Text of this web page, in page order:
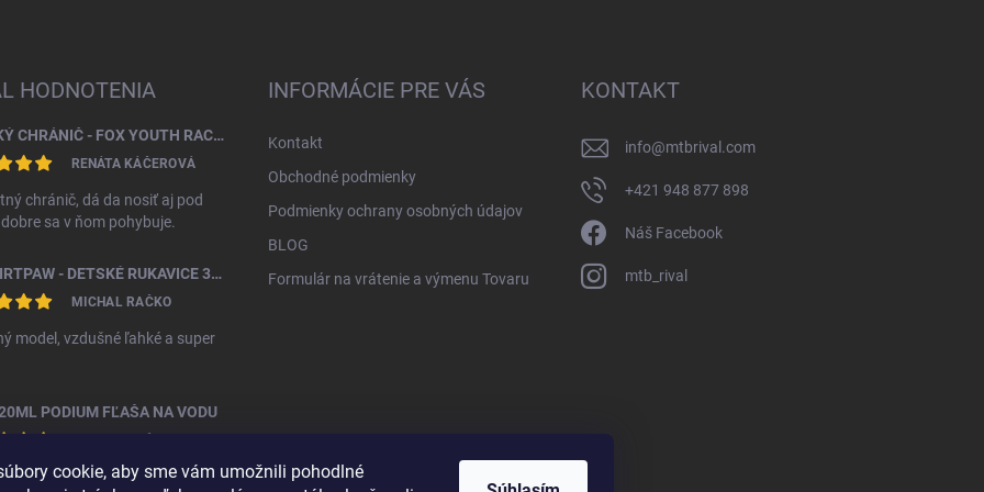
cookie, aby sme vám umožnili pohodlné
HODNOTENIA
DETSKÝ CHRÁNIČ - FOX YOUTH RACEFRAME IMPACT CE CHEST GUARD
RENÁTA KÁČEROVÁ
chránič, dá da nosiť aj pod
sa v ňom pohybuje.
FOX DIRTPAW - DETSKÉ RUKAVICE 3 - 5 ROKOV
MICHAL RAČKO
model, vzdušné ľahké a super
PODIUM FĽAŠA NA VODU
fľáša za vyššiu cenu
INFORMÁCIE PRE VÁS
Kontakt
Obchodné podmienky
Podmienky ochrany osobných údajov
BLOG
Formulár na vrátenie a výmenu Tovaru
KONTAKT
info@mtbrival.com
+421 948 877 898
Náš Facebook
mtb_rival